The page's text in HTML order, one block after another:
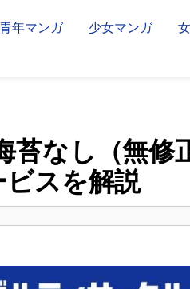
青年マンガ 少女マンガ
苔なし（無
スを解説